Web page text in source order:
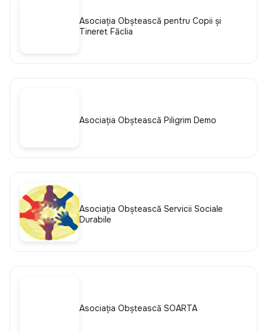
Asociația Obștească pentru Copii și
Tineret Făclia
Asociația Obștească Piligrim Demo
Asociația Obștească Servicii Sociale
Durabile
Asociația Obștească SOARTA